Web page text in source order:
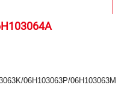
06H103063P/06H103063M